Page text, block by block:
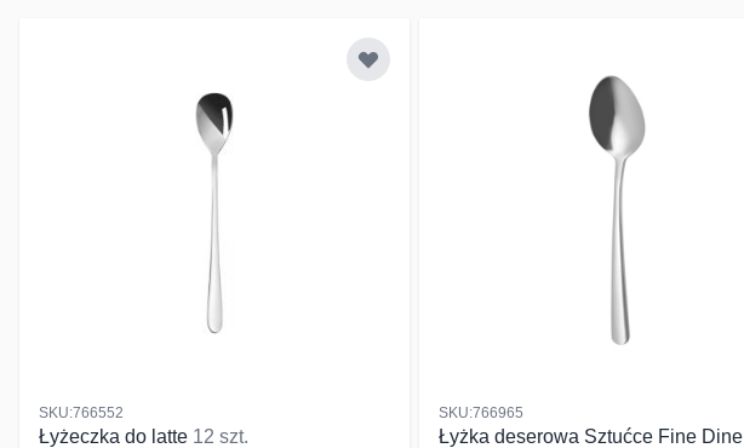
SKU:766552
Łyżeczka do latte 12 szt.
SKU:766965
Łyżka deserowa Sztućce Fine Dine